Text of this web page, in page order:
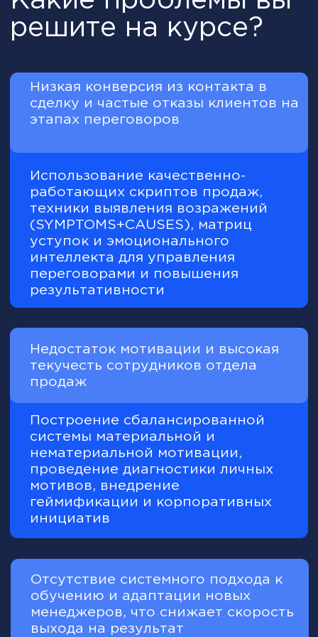
прохождения курса
Тариф Profi: Приложение к диплому о
профессиональной переподготовке
Диплом EDLEA
Международный диплом от City
Business School
Формат обучения
Шаблоны и полезные материалы,
применимые в ежедневных
процессах
Доступ к программе МВА
и первый сертификат МВА
Международный нетворкинг
и обмен опытом